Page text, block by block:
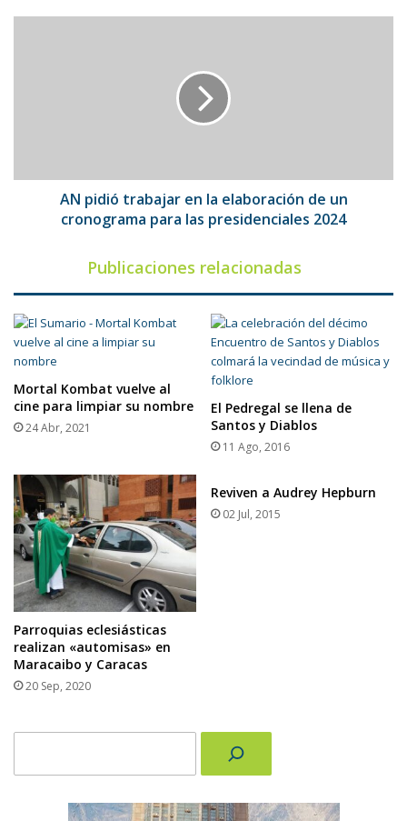
cronograma
AN pidió trabajar en la elaboración de un
cronograma para las presidenciales 2024
Publicaciones relacionadas
Mortal Kombat vuelve al
cine para limpiar su nombre
24 Abr, 2021
El Pedregal se llena de
Santos y Diablos
11 Ago, 2016
Parroquias eclesiásticas
realizan «automisas» en
Maracaibo y Caracas
20 Sep, 2020
Reviven a Audrey Hepburn
02 Jul, 2015